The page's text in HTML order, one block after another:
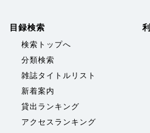
目録検索
検索トップへ
分類検索
雑誌タイトルリスト
新着案内
貸出ランキング
アクセスランキング